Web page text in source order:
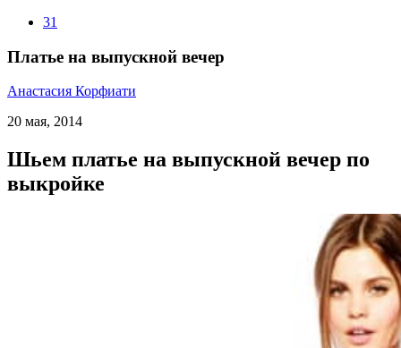
31
Платье на выпускной вечер
Анастасия Корфиати
20 мая, 2014
Шьем платье на выпускной вечер по
выкройке